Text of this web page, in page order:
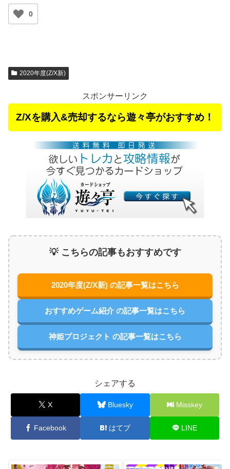
0
2020年度(Z/X新)
スポンサーリンク
Z/Xを購入&売却するなら遊々亭がおすすめ！
💡 こちらの記事もおすすめです
2020年度(Z/X新) の記事一覧はこちら
おすすめゲーム紹介 の記事一覧はこちら
神姫プロジェクト の記事一覧はこちら
シェアする
X Bluesky Misskey
Facebook はてブ LINE